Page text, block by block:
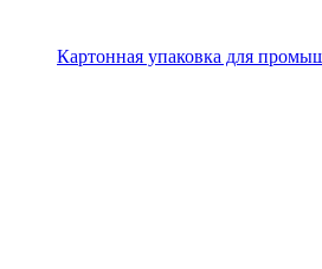
Картонная упаковка для